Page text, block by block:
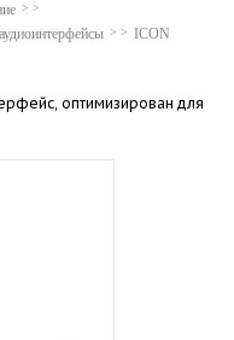
ICON
оптимизирован для